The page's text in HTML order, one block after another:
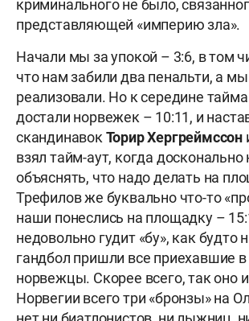
криминального не было,
представляющей «империю зла».
Начали мы за упокой – 3:6, в том
что нам забили два пенальти, а
реализовали. Но к середине
достали норвежек – 10:11, и
скандинавокТорир Хергреймссон
взял тайм-аут, когда досконально
объяснять, что надо делать на
Трефилов же буквально что-то
наши понеслись на площадку –
недовольно гудит «бу», как будто
гандбол пришли все приехавшие
норвежцы. Скорее всего, так оно
Норвегии всего три «бронзы» на